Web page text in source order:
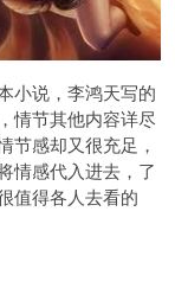
小说，李鸿天写的
情节其他内容详尽
节感却又很充足，
情感代入进去，了
值得各人去看的